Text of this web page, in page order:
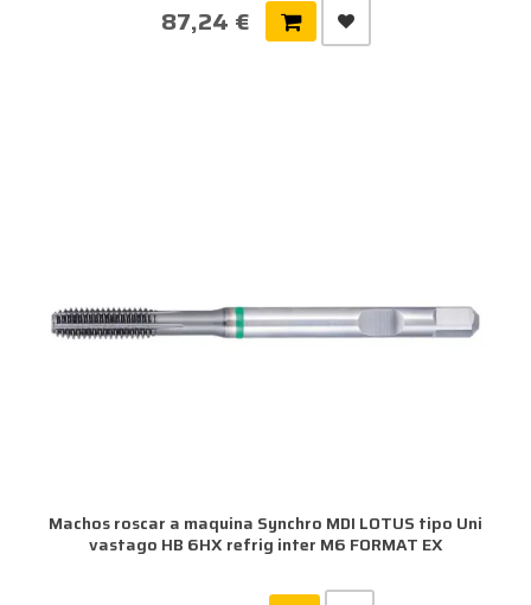
87,24 €
Machos roscar a maquina Synchro MDI LOTUS tipo Uni
vastago HB 6HX refrig inter M6 FORMAT EX